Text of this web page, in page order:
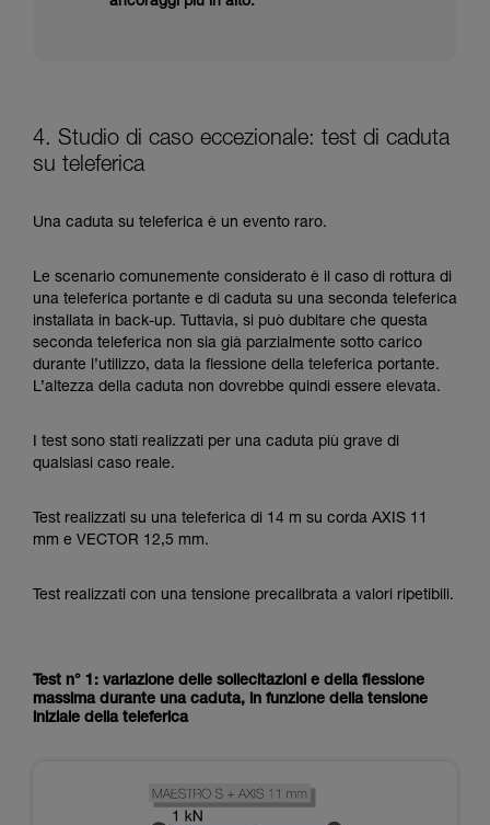
4. Studio di caso eccezionale: test di caduta
su teleferica
Una caduta su teleferica è un evento raro.
Le scenario comunemente considerato è il caso di rottura di
una teleferica portante e di caduta su una seconda teleferica
installata in back-up. Tuttavia, si può dubitare che questa
seconda teleferica non sia già parzialmente sotto carico
durante l’utilizzo, data la flessione della teleferica portante.
L’altezza della caduta non dovrebbe quindi essere elevata.
I test sono stati realizzati per una caduta più grave di
qualsiasi caso reale.
Test realizzati su una teleferica di 14 m su corda AXIS 11
mm e VECTOR 12,5 mm.
Test realizzati con una tensione precalibrata a valori ripetibili.
Test n° 1: variazione delle sollecitazioni e della flessione
massima durante una caduta, in funzione della tensione
iniziale della teleferica